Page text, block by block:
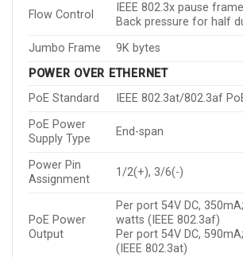
Flow Control
IEEE 802.3x pause
Back pressure for half
Jumbo Frame
9K bytes
POWER OVER ETHERNET
PoE Standard
IEEE 802.3at/802.3af
PoE Power
Supply Type
End-span
Power Pin
Assignment
1/2(+), 3/6(-)
PoE Power
Output
Per port 54V DC,
watts (IEEE 802.3af)
Per port 54V DC,
(IEEE 802.3at)